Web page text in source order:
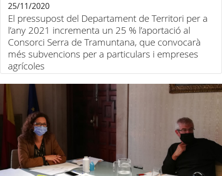
El pressupost del Departament de Territori per a
l’any 2021 incrementa un 25 % l’aportació al
Consorci Serra de Tramuntana, que convocarà
més subvencions per a particulars i empreses
agrícoles
25/11/2020